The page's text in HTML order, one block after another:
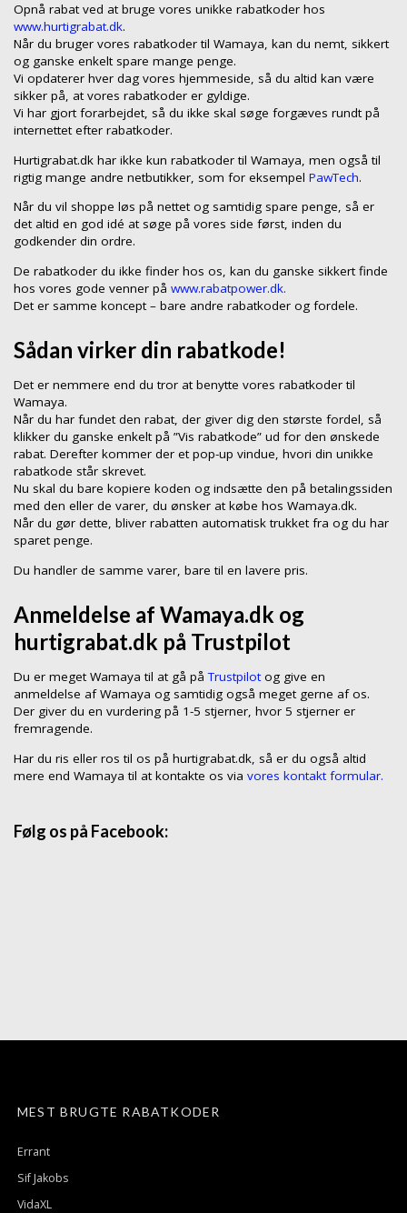
Opnå rabat ved at bruge vores unikke rabatkoder hos
www.hurtigrabat.dk.
Når du bruger vores rabatkoder til Wamaya, kan du nemt, sikkert
og ganske enkelt spare mange penge.
Vi opdaterer hver dag vores hjemmeside, så du altid kan være
sikker på, at vores rabatkoder er gyldige.
Vi har gjort forarbejdet, så du ikke skal søge forgæves rundt på
internettet efter rabatkoder.
Hurtigrabat.dk har ikke kun rabatkoder til Wamaya, men også til
rigtig mange andre netbutikker, som for eksempel PawTech.
Når du vil shoppe løs på nettet og samtidig spare penge, så er
det altid en god idé at søge på vores side først, inden du
godkender din ordre.
De rabatkoder du ikke finder hos os, kan du ganske sikkert finde
hos vores gode venner på www.rabatpower.dk.
Det er samme koncept – bare andre rabatkoder og fordele.
Sådan virker din rabatkode!
Det er nemmere end du tror at benytte vores rabatkoder til
Wamaya.
Når du har fundet den rabat, der giver dig den største fordel, så
klikker du ganske enkelt på ”Vis rabatkode” ud for den ønskede
rabat. Derefter kommer der et pop-up vindue, hvori din unikke
rabatkode står skrevet.
Nu skal du bare kopiere koden og indsætte den på betalingssiden
med den eller de varer, du ønsker at købe hos Wamaya.dk.
Når du gør dette, bliver rabatten automatisk trukket fra og du har
sparet penge.
Du handler de samme varer, bare til en lavere pris.
Anmeldelse af Wamaya.dk og
hurtigrabat.dk på Trustpilot
Du er meget Wamaya til at gå påTrustpilotog give en
anmeldelse af Wamaya og samtidig også meget gerne af os.
Der giver du en vurdering på 1-5 stjerner, hvor 5 stjerner er
fremragende.
Har du ris eller ros til os på hurtigrabat.dk, så er du også altid
mere end Wamaya til at kontakte os via vores kontakt formular.
Følg os på Facebook:
MEST BRUGTE RABATKODER
Errant
Sif Jakobs
VidaXL